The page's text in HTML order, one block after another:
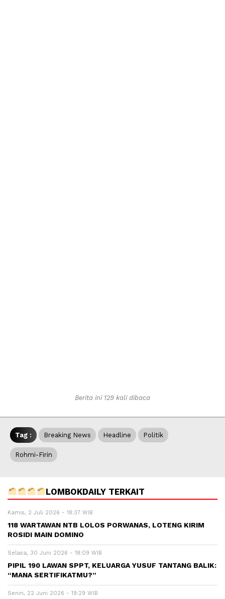
Berita ini 129 kali dibaca
Tag : Breaking News Headline Politik
Rohmi-Firin
LOMBOKDAILY TERKAIT
Kamis, 2 Juli 2026 - 18:37 WIB
118 WARTAWAN NTB LOLOS PORWANAS, LOTENG KIRIM
ROSIDI MAIN DOMINO
Selasa, 30 Juni 2026 - 18:09 WIB
PIPIL 190 LAWAN SPPT, KELUARGA YUSUF TANTANG BALIK:
“MANA SERTIFIKATMU?”
Senin, 22 Juni 2026 - 19:29 WIB